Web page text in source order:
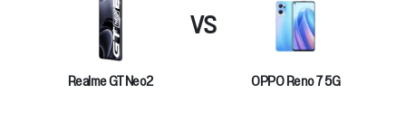
Realme GT Neo2
VS
OPPO Reno 7 5G